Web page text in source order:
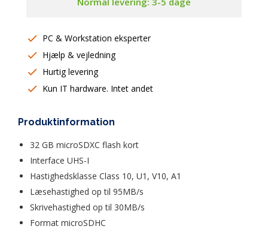
Produktinformation
32 GB microSDXC flash kort
Interface UHS-I
Hastighedsklasse Class 10, U1, V10, A1
Læsehastighed op til 95MB/s
Skrivehastighed op til 30MB/s
Format microSDHC
PC & Workstation eksperter
Hjælp & vejledning
Hurtig levering
Kun IT hardware. Intet andet